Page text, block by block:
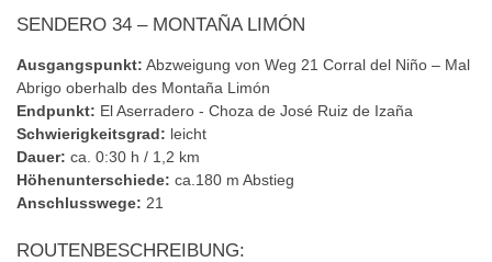
SENDERO 34 – MONTAÑA LIMÓN
Ausgangspunkt: Abzweigung von Weg 21 Corral del Niño – Mal
Abrigo oberhalb des Montaña Limón
Endpunkt: El Aserradero - Choza de José Ruiz de Izaña
Schwierigkeitsgrad: leicht
Dauer: ca. 0:30 h / 1,2 km
Höhenunterschiede: ca.180 m Abstieg
Anschlusswege: 21
ROUTENBESCHREIBUNG: